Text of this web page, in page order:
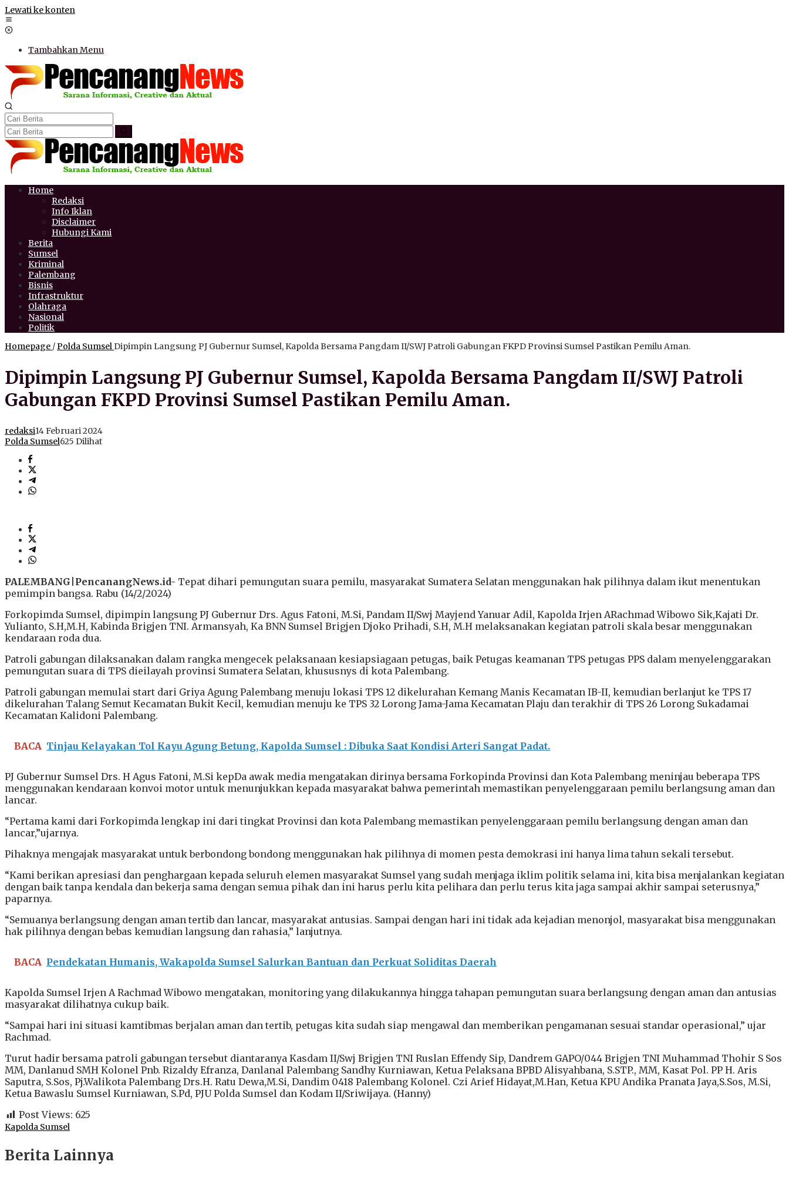
Lewati ke konten
Tambahkan Menu
Home
Redaksi
Info Iklan
Disclaimer
Hubungi Kami
Berita
Sumsel
Kriminal
Palembang
Bisnis
Infrastruktur
Olahraga
Nasional
Politik
Homepage /Polda SumselDipimpin Langsung PJ Gubernur Sumsel, Kapolda Bersama Pangdam II/SWJ Patroli Gabungan FKPD Provinsi Sumsel Pastikan Pemilu Aman.
Dipimpin Langsung PJ Gubernur Sumsel, Kapolda Bersama Pangdam II/SWJ Patroli
Gabungan FKPD Provinsi Sumsel Pastikan Pemilu Aman.
redaksi14 Februari 2024
Polda Sumsel625 Dilihat
PALEMBANG PencanangNews.id- Tepat dihari pemungutan suara pemilu, masyarakat Sumatera Selatan menggunakan hak pilihnya dalam ikut menentukan
pemimpin bangsa. Rabu (14/2/2024)
Forkopimda Sumsel, dipimpin langsung PJ Gubernur Drs. Agus Fatoni, M.Si, Pandam II/Swj Mayjend Yanuar Adil, Kapolda Irjen ARachmad Wibowo Sik,Kajati Dr.
Yulianto, S.H,M.H, Kabinda Brigjen TNI. Armansyah, Ka BNN Sumsel Brigjen Djoko Prihadi, S.H, M.H melaksanakan kegiatan patroli skala besar menggunakan
kendaraan roda dua.
Patroli gabungan dilaksanakan dalam rangka mengecek pelaksanaan kesiapsiagaan petugas, baik Petugas keamanan TPS petugas PPS dalam menyelenggarakan
pemungutan suara di TPS dieilayah provinsi Sumatera Selatan, khususnys di kota Palembang.
Patroli gabungan memulai start dari Griya Agung Palembang menuju lokasi TPS 12 dikelurahan Kemang Manis Kecamatan IB-II, kemudian berlanjut ke TPS 17
dikelurahan Talang Semut Kecamatan Bukit Kecil, kemudian menuju ke TPS 32 Lorong Jama-Jama Kecamatan Plaju dan terakhir di TPS 26 Lorong Sukadamai
Kecamatan Kalidoni Palembang.
BACA Tinjau Kelayakan Tol Kayu Agung Betung, Kapolda Sumsel : Dibuka Saat Kondisi Arteri Sangat Padat.
PJ Gubernur Sumsel Drs. H Agus Fatoni, M.Si kepDa awak media mengatakan dirinya bersama Forkopinda Provinsi dan Kota Palembang meninjau beberapa TPS
menggunakan kendaraan konvoi motor untuk menunjukkan kepada masyarakat bahwa pemerintah memastikan penyelenggaraan pemilu berlangsung aman dan
lancar.
“Pertama kami dari Forkopimda lengkap ini dari tingkat Provinsi dan kota Palembang memastikan penyelenggaraan pemilu berlangsung dengan aman dan
lancar,”ujarnya.
Pihaknya mengajak masyarakat untuk berbondong bondong menggunakan hak pilihnya di momen pesta demokrasi ini hanya lima tahun sekali tersebut.
“Kami berikan apresiasi dan penghargaan kepada seluruh elemen masyarakat Sumsel yang sudah menjaga iklim politik selama ini, kita bisa menjalankan kegiatan
dengan baik tanpa kendala dan bekerja sama dengan semua pihak dan ini harus perlu kita pelihara dan perlu terus kita jaga sampai akhir sampai seterusnya,”
paparnya.
“Semuanya berlangsung dengan aman tertib dan lancar, masyarakat antusias. Sampai dengan hari ini tidak ada kejadian menonjol, masyarakat bisa menggunakan
hak pilihnya dengan bebas kemudian langsung dan rahasia,” lanjutnya.
BACA Pendekatan Humanis, Wakapolda Sumsel Salurkan Bantuan dan Perkuat Soliditas Daerah
Kapolda Sumsel Irjen A Rachmad Wibowo mengatakan, monitoring yang dilakukannya hingga tahapan pemungutan suara berlangsung dengan aman dan antusias
masyarakat dilihatnya cukup baik.
“Sampai hari ini situasi kamtibmas berjalan aman dan tertib, petugas kita sudah siap mengawal dan memberikan pengamanan sesuai standar operasional,” ujar
Rachmad.
Turut hadir bersama patroli gabungan tersebut diantaranya Kasdam II/Swj Brigjen TNI Ruslan Effendy Sip, Dandrem GAPO/044 Brigjen TNI Muhammad Thohir S Sos
MM, Danlanud SMH Kolonel Pnb. Rizaldy Efranza, Danlanal Palembang Sandhy Kurniawan, Ketua Pelaksana BPBD Alisyahbana, S.STP., MM, Kasat Pol. PP H. Aris
Saputra, S.Sos, Pj.Walikota Palembang Drs.H. Ratu Dewa,M.Si, Dandim 0418 Palembang Kolonel. Czi Arief Hidayat,M.Han, Ketua KPU Andika Pranata Jaya,S.Sos, M.Si,
Ketua Bawaslu Sumsel Kurniawan, S.Pd, PJU Polda Sumsel dan Kodam II/Sriwijaya. (Hanny)
Post Views: 625
Kapolda Sumsel
Berita Lainnya